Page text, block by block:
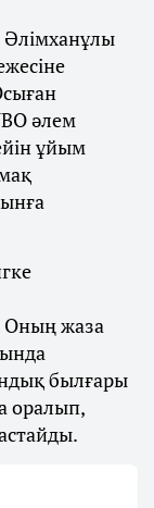
Әлімханұлы
әлем
ұйым
Оның жаза
былғары
оралып,